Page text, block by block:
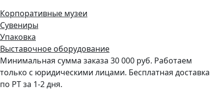
Корпоративные музеи
Сувениры
Упаковка
Выставочное оборудование
Минимальная сумма заказа 30 000 руб. Работаем
только с юридическими лицами. Бесплатная доставка
по РТ за 1-2 дня.